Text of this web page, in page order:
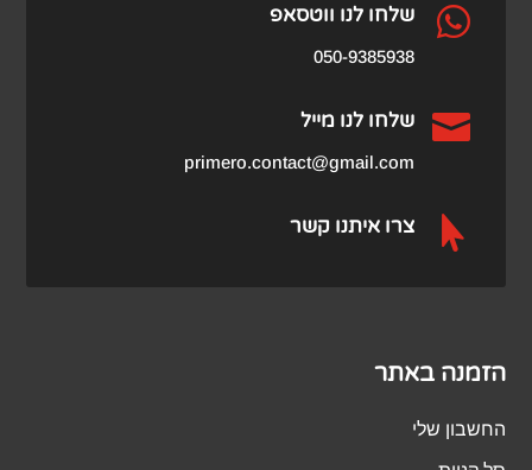
 שלחו לנו ווטסאפ
050-9385938
 שלחו לנו מייל
primero.contact@gmail.com
 צרו איתנו קשר
הזמנה באתר
החשבון שלי